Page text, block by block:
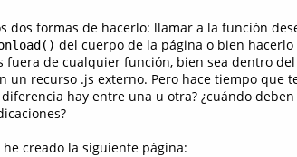
dos formas de hacerlo: llamar a la función
del cuerpo de la página o bien hacerlo
fuera de cualquier función, bien sea dentro
un recurso .js externo. Pero hace tiempo que
hay entre una u otra? ¿cuándo deben
he creado la siguiente página: